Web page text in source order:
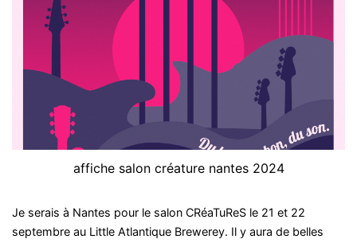
affiche salon créature nantes 2024
Je serais à Nantes pour le salon CRéaTuReS le 21 et 22
septembre au Little Atlantique Brewerey. Il y aura de belles